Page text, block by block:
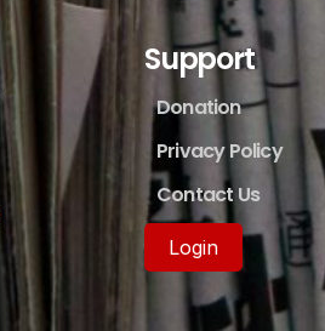
Support
Donation
Privacy Policy
Contact Us
Login